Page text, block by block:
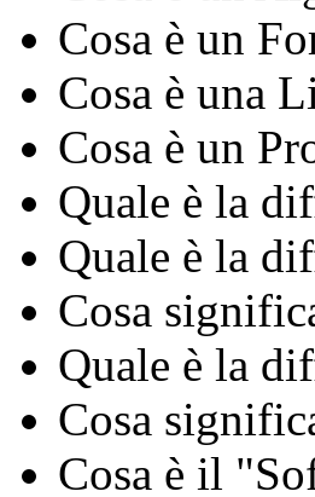
Cosa è un
Cosa è una
Cosa è un
Quale è la
Quale è la
Cosa
Quale è la
Cosa
Cosa è il